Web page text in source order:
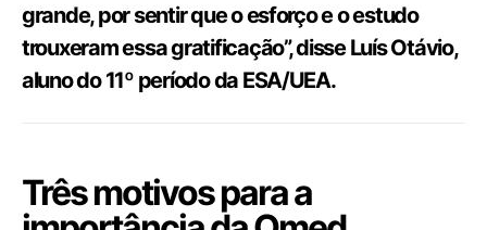
grande, por sentir que o esforço e o estudo
trouxeram essa gratificação”, disse Luís Otávio,
aluno do 11º período da ESA/UEA.
Três motivos para a